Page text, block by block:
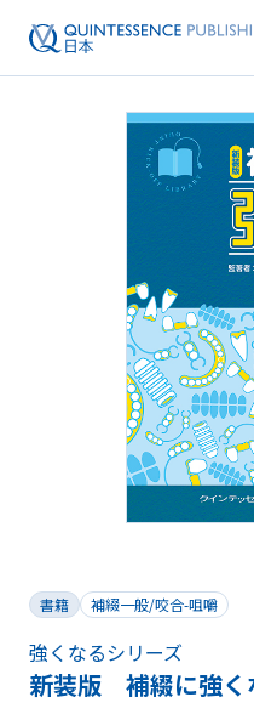
書籍 補綴一般/咬合-咀嚼
強くなるシリーズ
新装版 補綴に強く